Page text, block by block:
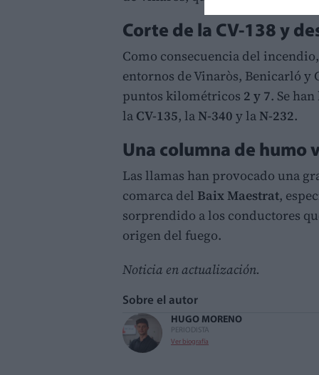
Corte de la CV-138 y
Como consecuencia del
entornos de Vinaròs, Benicarló
puntos kilométricos 2 y 7. Se
la CV-135, la N-340 y la N-232.
Una columna de humo
Las llamas han provocado una
comarca del Baix Maestrat,
sorprendido a los conductores
origen del fuego.
Noticia en actualización.
Sobre el autor
HUGO MORENO
PERIODISTA
Ver biografía